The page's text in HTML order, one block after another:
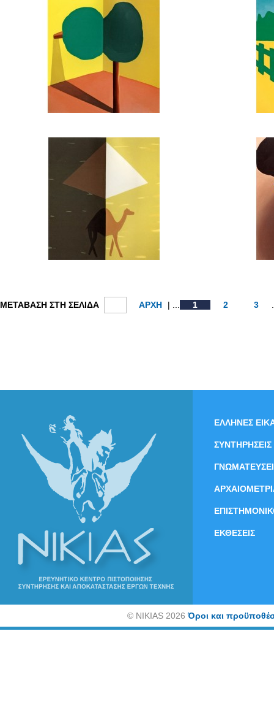
ΜΕΤΑΒΑΣΗ ΣΤΗ ΣΕΛΙΔΑ ΑΡΧΗ | ... 1 2 3
ΕΛΛΗΝΕΣ
ΣΥΝΤΗΡΗΣΕΙΣ
ΕΚΘΕΣΕΙΣ
©NIKIAS 2026Όροι και